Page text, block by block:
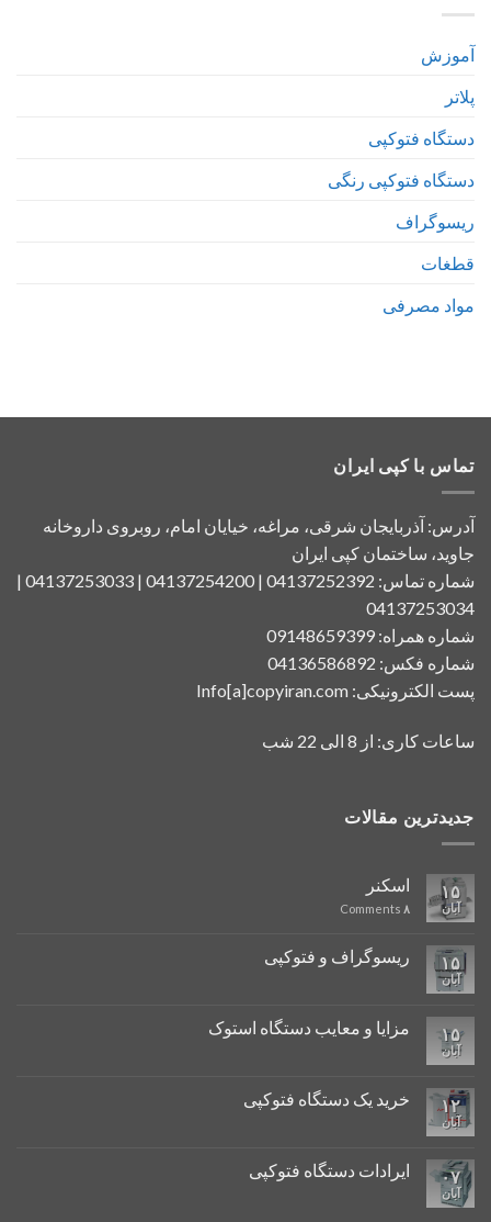
آموزش
پلاتر
دستگاه فتوکپی
دستگاه فتوکپی رنگی
ریسوگراف
قطغات
مواد مصرفی
تماس با کپی ایران
آدرس: آذربایجان شرقی، مراغه، خیایان امام، روبروی داروخانه
جاوید، ساختمان کپی ایران
شماره تماس: 04137252392 | 04137254200 | 04137253033 |
04137253034
شماره همراه: 09148659399
شماره فکس: 04136586892
پست الکترونیکی: Info[a]copyiran.com
ساعات کاری: از 8 الی 22 شب
جدیدترین مقالات
۱۵
آبان
اسکنر
۸
۱۵
آبان
ریسوگراف و فتوکپی
۱۵
آبان
مزایا و معایب دستگاه استوک
۱۲
آبان
خرید یک دستگاه فتوکپی
۰۷
آبان
ایرادات دستگاه فتوکپی